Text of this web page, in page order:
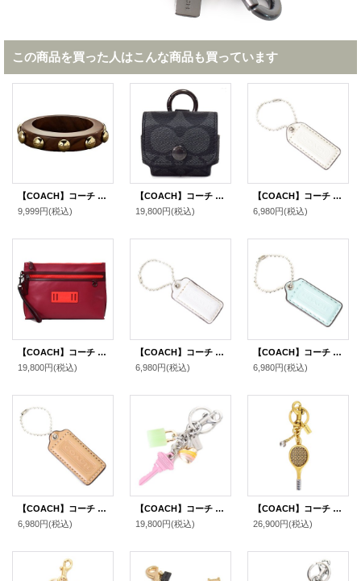
この商品を買った人はこんな商品も買っています
【COACH】コーチ ウッド グロメット バングル 〔日本未発売〕
9,999円(税込)
【COACH】コーチ コーティングキャンバス カーフレザー シグネチャー イヤホン airpods pro エアーポッズプロ ケース バッグチャーム キーホルダー チャコール（日本未発売）
19,800円(税込)
【COACH】コーチ レザー ハングタグ ロゴ チャーム キーホルダー チャーク（日本未発売）
6,980円(税込)
【COACH】コーチ メンズ カーフレザー カラーブロック キャリーオール ポーチ クラッチバッグ ソフトレッド×ホットレッドマルチ〔日本未発売〕
19,800円(税込)
【COACH】コーチ パテントレザー ハングタグ ロゴ チャーム キーホルダー チャーク【訳あり】（日本未発売）
6,980円(税込)
【COACH】コーチ レザー ハングタグ ロゴ チャーム キーホルダー スカイブルー（日本未発売）
6,980円(税込)
【COACH】コーチ レザー ハングタグ ロゴ チャーム キーホルダー マルチ（日本未発売）
6,980円(税込)
【COACH】コーチ メタル エナメル レジン ハート 鍵 キー 南京錠 チャーム バッグチャーム キーリング キーホルダー マルチ（日本未発売）
19,800円(税込)
【COACH】コーチ キーホルダー テニス ラケット ボール メタル スモール ロゴ チャーム バッグチャーム キーリング キーホルダー ブラスマルチ（日本未発売）
26,900円(税込)